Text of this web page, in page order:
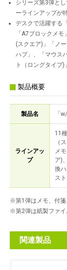
シリーズ第3弾と
ーラインアップが特
デスクで活躍する
「A7ブロックメ
(スクエア)」「ノ
ハブ」、「マウス
ト（ロングタイプ)
製品概要
製品名 「
ラインアッ
プ
11
（
メ
ア)
換
ス
※第1弾はメモ、付箋
※第2弾は紙製ファイ
関連製品